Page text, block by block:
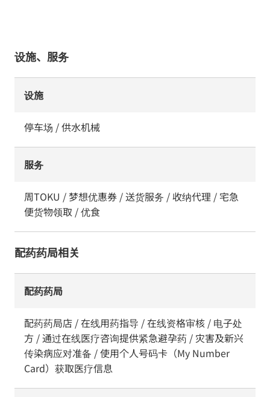
设施、服务
设施
停车场 / 供水机械
服务
周TOKU / 梦想优惠券 / 送货服务 / 收纳代理 / 宅急
便货物领取 / 优食
配药药局相关
配药药局
配药药局店 / 在线用药指导 / 在线资格审核 / 电子处
方 / 通过在线医疗咨询提供紧急避孕药 / 灾害及新兴
传染病应对准备 / 使用个人号码卡（My Number
Card）获取医疗信息